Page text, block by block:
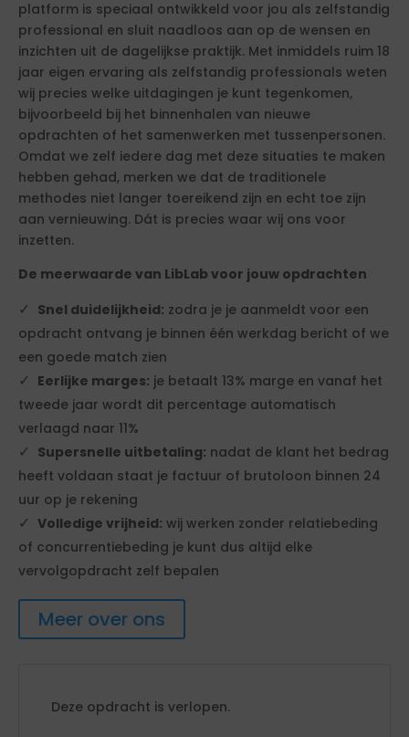
platform is speciaal ontwikkeld voor jou als zelfstandig
professional en sluit naadloos aan op de wensen en
inzichten uit de dagelijkse praktijk. Met inmiddels ruim 18
jaar eigen ervaring als zelfstandig professionals weten
wij precies welke uitdagingen je kunt tegenkomen,
bijvoorbeeld bij het binnenhalen van nieuwe
opdrachten of het samenwerken met tussenpersonen.
Omdat we zelf iedere dag met deze situaties te maken
hebben gehad, merken we dat de traditionele
methodes niet langer toereikend zijn en echt toe zijn
aan vernieuwing. Dát is precies waar wij ons voor
inzetten.
De meerwaarde van LibLab voor jouw opdrachten
Snel duidelijkheid: zodra je je aanmeldt voor een
opdracht ontvang je binnen één werkdag bericht of we
een goede match zien
Eerlijke marges: je betaalt 13% marge en vanaf het
tweede jaar wordt dit percentage automatisch
verlaagd naar 11%
Supersnelle uitbetaling: nadat de klant het bedrag
heeft voldaan staat je factuur of brutoloon binnen 24
uur op je rekening
Volledige vrijheid: wij werken zonder relatiebeding
of concurrentiebeding je kunt dus altijd elke
vervolgopdracht zelf bepalen
Meer over ons
Deze opdracht is verlopen.